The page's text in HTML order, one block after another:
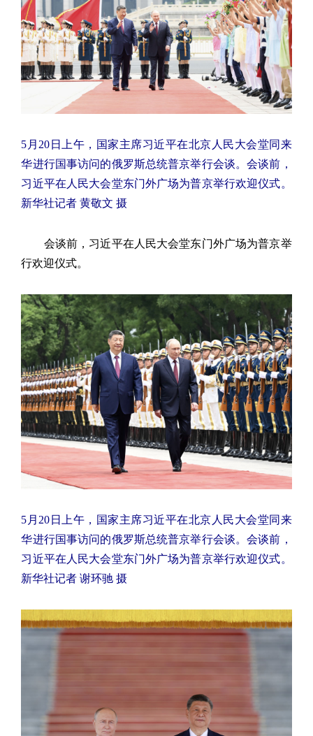
5月20日上午，国家主席习近平在北京人民大会堂同来
华进行国事访问的俄罗斯总统普京举行会谈。会谈前，
习近平在人民大会堂东门外广场为普京举行欢迎仪式。
新华社记者 黄敬文 摄
会谈前，习近平在人民大会堂东门外广场为普京举
行欢迎仪式。
5月20日上午，国家主席习近平在北京人民大会堂同来
华进行国事访问的俄罗斯总统普京举行会谈。会谈前，
习近平在人民大会堂东门外广场为普京举行欢迎仪式。
新华社记者 谢环驰 摄